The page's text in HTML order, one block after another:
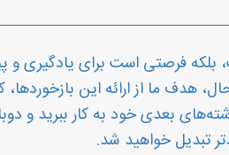
بلکه فرصتی است برای یادگیری
هدف ما از ارائه این
بعدی خود به کار ببرید و
تبدیل خواهید شد.